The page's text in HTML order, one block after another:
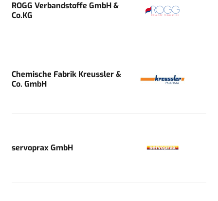
ROGG Verbandstoffe GmbH &
Co.KG
Chemische Fabrik Kreussler &
Co. GmbH
servoprax GmbH